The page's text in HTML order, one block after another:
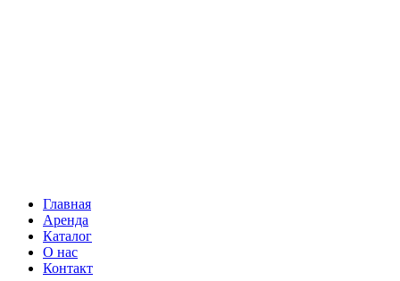
Главная
Aренда
Каталог
О нас
Контакт